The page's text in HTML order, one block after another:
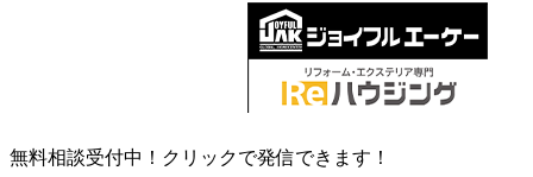
無料相談受付中！クリックで発信できます！